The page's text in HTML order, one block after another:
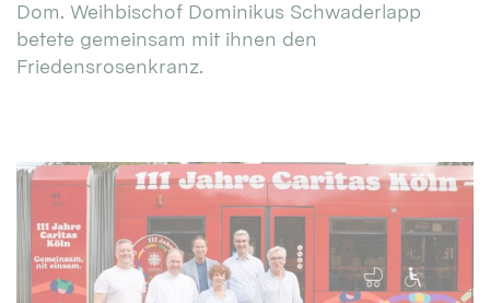
Dom. Weihbischof Dominikus Schwaderlapp
betete gemeinsam mit ihnen den
Friedensrosenkranz.